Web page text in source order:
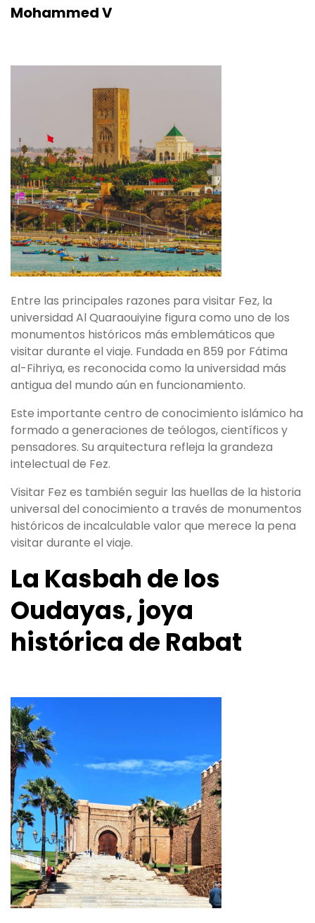
Mohammed V
Entre las principales razones para visitar Fez, la
universidad Al Quaraouiyine figura como uno de los
monumentos históricos más emblemáticos que
visitar durante el viaje. Fundada en 859 por Fátima
al-Fihriya, es reconocida como la universidad más
antigua del mundo aún en funcionamiento.
Este importante centro de conocimiento islámico ha
formado a generaciones de teólogos, científicos y
pensadores. Su arquitectura refleja la grandeza
intelectual de Fez.
Visitar Fez es también seguir las huellas de la historia
universal del conocimiento a través de monumentos
históricos de incalculable valor que merece la pena
visitar durante el viaje.
La Kasbah de los
Oudayas, joya
histórica de Rabat